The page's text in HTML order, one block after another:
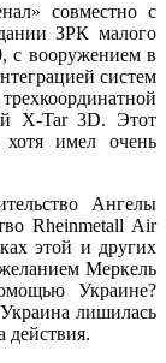
совместно с
ЗРК малого
с вооружением в
систем
X-Tar 3D. Этот
имел очень
Ангелы
Rheinmetall Air
этой и других
Меркель
Украине?
лишилась
действия.